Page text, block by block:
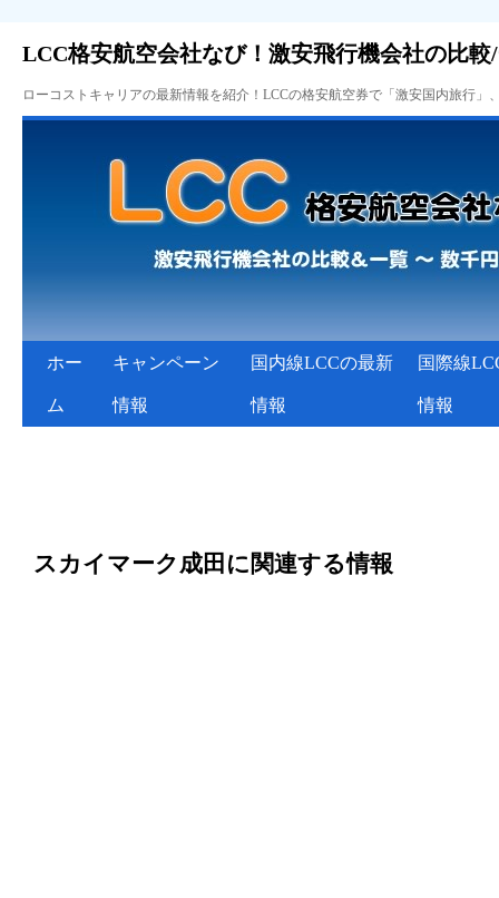
LCC格安航空会社なび！激安飛行機会社の比較
ローコストキャリアの最新情報を紹介！LCCの格安航空券で「激安国内旅行
ホー
ム
キャンペーン
情報
国内線LCCの最新
情報
国際線
情報
スカイマーク成田に関連する情報